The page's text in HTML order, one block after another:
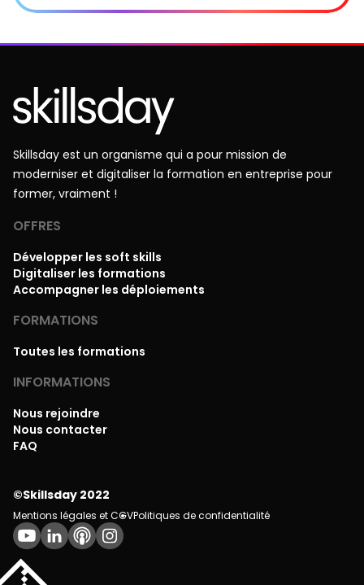
Skillsday est un organisme qui a pour mission de
moderniser et digitaliser la formation en entreprise pour
former, vraiment !
OFFRES
Développer les soft skills
Digitaliser les formations
Accompagner les déploiements
FORMATIONS
Toutes les formations
INFORMATIONS
Nous rejoindre
Nous contacter
FAQ
©Skillsday 2022
Mentions légales et CGVPolitiques de confidentialité